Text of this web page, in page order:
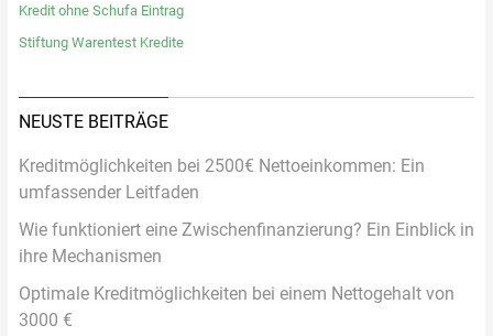
Kredit ohne Schufa Eintrag
Stiftung Warentest Kredite
NEUSTE BEITRÄGE
Kreditmöglichkeiten bei 2500€ Nettoeinkommen: Ein
umfassender Leitfaden
Wie funktioniert eine Zwischenfinanzierung? Ein Einblick in
ihre Mechanismen
Optimale Kreditmöglichkeiten bei einem Nettogehalt von
3000 €